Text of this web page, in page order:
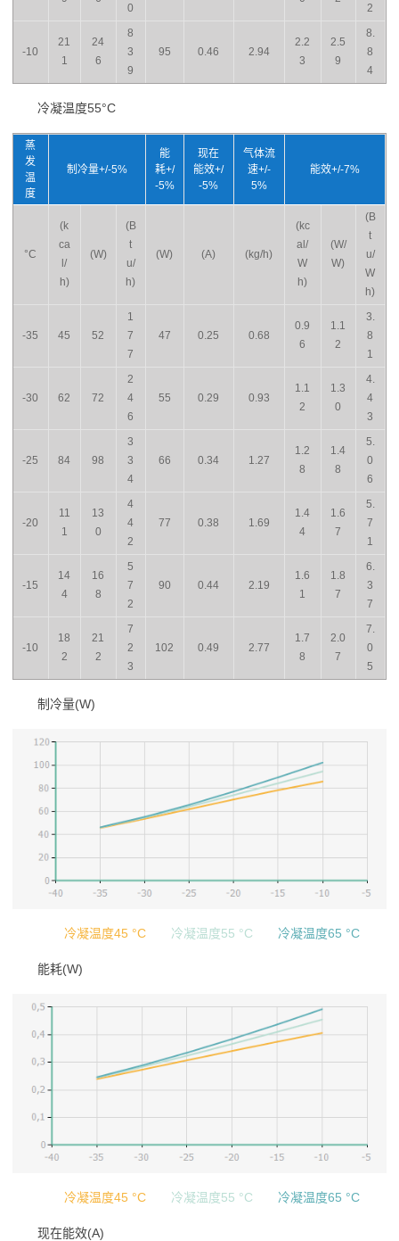
0
2
-10
21
1
24
6
8
3
9
95 0.46 2.94
2.2
3
2.5
9
8.
8
4
冷凝温度55°C
蒸
发
温
度
制冷量+/-5%
能
耗+/
-5%
现在
能效+/
-5%
气体流
速+/-
5%
能效+/-7%
°C
(k
ca
l/
h)
(W)
(B
t
u/
h)
(W) (A) (kg/h)
(kc
al/
W
h)
(W/
W)
(B
t
u/
W
h)
-35 45 52
1
7
7
47 0.25 0.68
0.9
6
1.1
2
3.
8
1
-30 62 72
2
4
6
55 0.29 0.93
1.1
2
1.3
0
4.
4
3
-25 84 98
3
3
4
66 0.34 1.27
1.2
8
1.4
8
5.
0
6
-20
11
1
13
0
4
4
2
77 0.38 1.69
1.4
4
1.6
7
5.
7
1
-15
14
4
16
8
5
7
2
90 0.44 2.19
1.6
1
1.8
7
6.
3
7
-10
18
2
21
2
7
2
3
102 0.49 2.77
1.7
8
2.0
7
7.
0
5
制冷量(W)
冷凝温度45 °C 冷凝温度55 °C 冷凝温度65 °C
能耗(W)
冷凝温度45 °C 冷凝温度55 °C 冷凝温度65 °C
现在能效(A)